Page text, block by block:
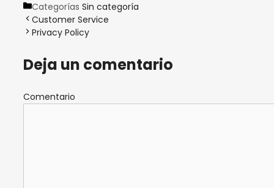
Categorías Sin categoría
Customer Service
Privacy Policy
Deja un comentario
Comentario